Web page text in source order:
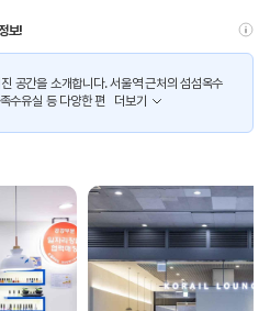
보!
공간을 소개합니다. 서울역 근처의 섬섬옥수
수유실 등 다양한 편
더보기